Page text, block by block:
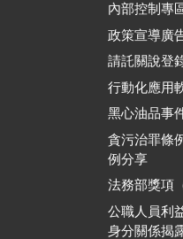
內部控制專
政策宣導廣
請託關說登
行動化應用
黑心油品事
貪污治罪條
例分享
法務部獎項
公職人員利
身分關係揭